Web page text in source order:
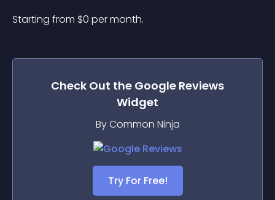
Starting from $0 per month.
Check Out the Google Reviews
Widget
By Common Ninja
Try For Free!